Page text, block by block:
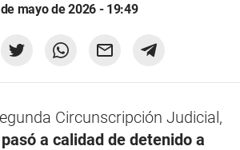
mayo de 2026 - 19:49
Circunscripción Judicial,
pasó a calidad de detenido a